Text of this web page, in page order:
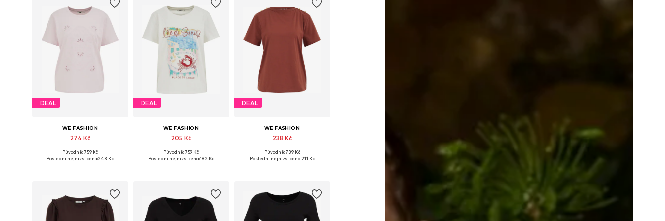
DEAL
WE FASHION
274 Kč
Dostupné velikosti: S, M, L
Původně: 759 Kč
Poslední nejnižší cena:243 Kč
DEAL
WE FASHION
205 Kč
Dostupné velikosti: XS, S, M, L
Původně: 759 Kč
Poslední nejnižší cena:182 Kč
DEAL
WE FASHION
238 Kč
Dostupné velikosti: S, M, L
Původně: 739 Kč
Poslední nejnižší cena:211 Kč